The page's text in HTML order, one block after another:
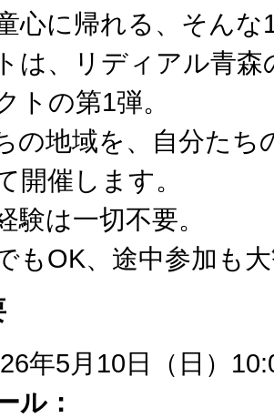
心に帰れる、そん
は、リディアル青
トの第1弾。
の地域を、自分た
開催します。
験は一切不要。
もOK、途中参加も
年5月10日（日）
ル：